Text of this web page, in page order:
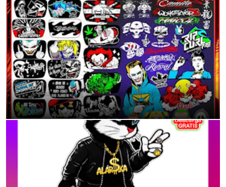
Calcomanías Tuning para Mototaxis: Dale Vida a tu Vehículo
11:40 p.m.